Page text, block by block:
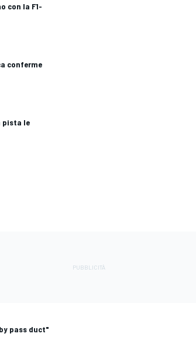
con la F1-
conferme
pista le
pass duct"